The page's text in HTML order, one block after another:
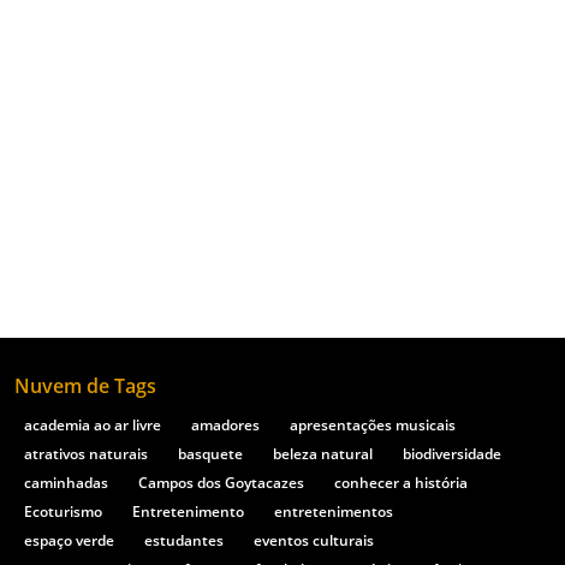
Nuvem de Tags
academia ao ar livre amadores
apresentações musicais
atrativos naturais
basquete beleza natural
biodiversidade
caminhadas
Campos dos Goytacazes
conhecer a história
Ecoturismo
Entretenimento
entretenimentos
espaço verde
estudantes
eventos culturais